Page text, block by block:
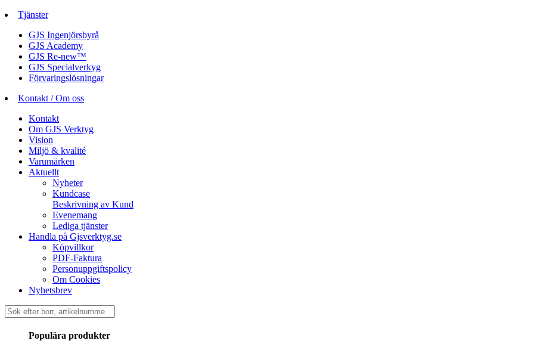
Tjänster
GJS Ingenjörsbyrå
GJS Academy
GJS Re-new™
GJS Specialverkyg
Förvaringslösningar
Kontakt / Om oss
Kontakt
Om GJS Verktyg
Vision
Miljö & kvalité
Varumärken
Aktuellt
Nyheter
Kundcase
Beskrivning av Kund
Evenemang
Lediga tjänster
Handla på Gjsverktyg.se
Köpvillkor
PDF-Faktura
Personuppgiftspolicy
Om Cookies
Nyhetsbrev
Sök
efter:
Populära produkter